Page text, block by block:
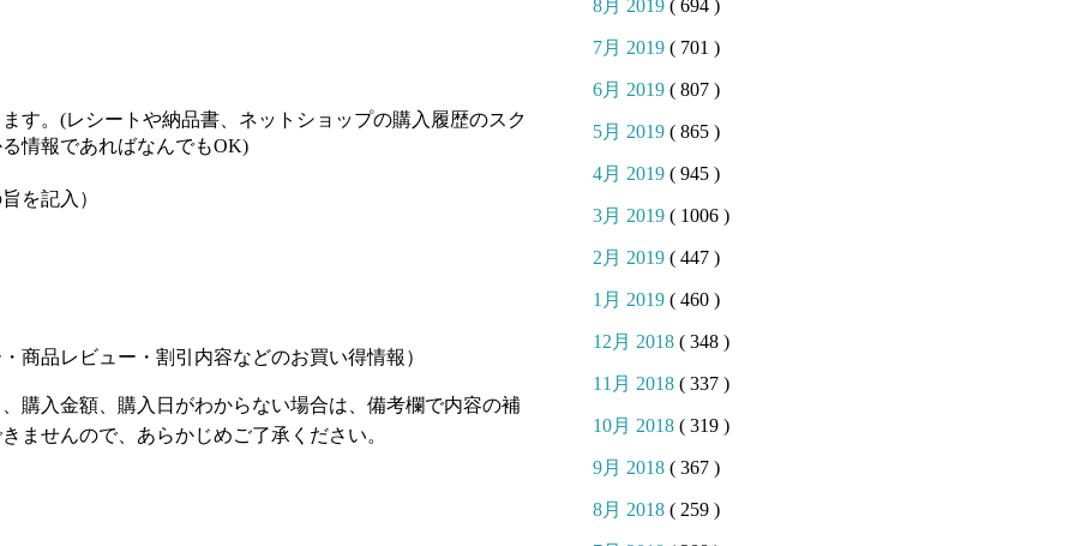
す。(レシートや納品書、ネットショップの購入履歴のスク
情報であればなんでもOK)
を記入）
商品レビュー・割引内容などのお買い得情報）
購入金額、購入日がわからない場合は、備考欄で内容の補
ませんので、あらかじめご了承ください。
8月 2019 ( 694 )
7月 2019 ( 701 )
6月 2019 ( 807 )
5月 2019 ( 865 )
4月 2019 ( 945 )
3月 2019 ( 1006 )
2月 2019 ( 447 )
1月 2019 ( 460 )
12月 2018 ( 348 )
11月 2018 ( 337 )
10月 2018 ( 319 )
9月 2018 ( 367 )
8月 2018 ( 259 )